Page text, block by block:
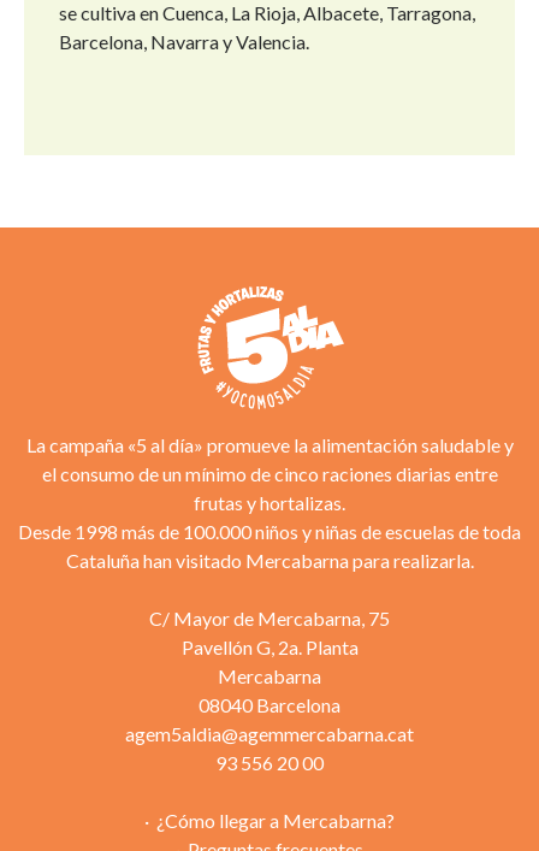
se cultiva en Cuenca, La Rioja, Albacete, Tarragona,
Barcelona, Navarra y Valencia.
La campaña «5 al día» promueve la alimentación saludable y
el consumo de un mínimo de cinco raciones diarias entre
frutas y hortalizas.
Desde 1998 más de 100.000 niños y niñas de escuelas de toda
Cataluña han visitado Mercabarna para realizarla.
C/ Mayor de Mercabarna, 75
Pavellón G, 2a. Planta
Mercabarna
08040 Barcelona
agem5aldia@agemmercabarna.cat
93 556 20 00
¿Cómo llegar a Mercabarna?